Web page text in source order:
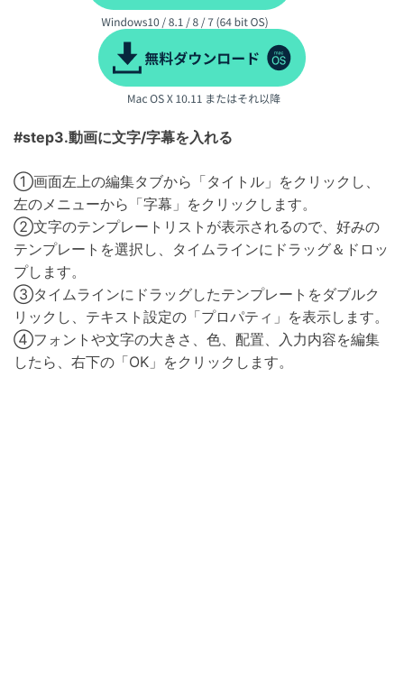
#step3.動画に文字/字幕を入れる
①画面左上の編集タブから「タイトル」をクリックし、
左のメニューから「字幕」をクリックします。
②文字のテンプレートリストが表示されるので、好みの
テンプレートを選択し、タイムラインにドラッグ＆ドロッ
プします。
③タイムラインにドラッグしたテンプレートをダブルク
リックし、テキスト設定の「プロパティ」を表示します。
④フォントや文字の大きさ、色、配置、入力内容を編集
したら、右下の「OK」をクリックします。